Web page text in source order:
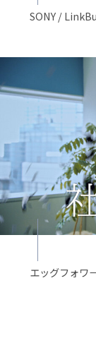
SONY /
エッグフォワ